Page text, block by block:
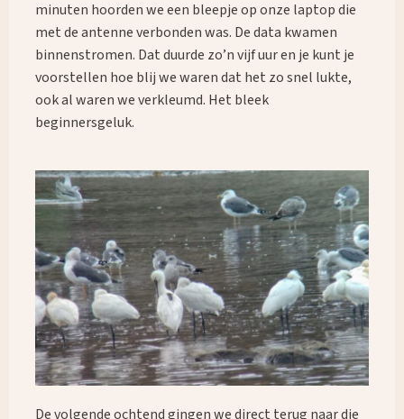
minuten hoorden we een bleepje op onze laptop die
met de antenne verbonden was. De data kwamen
binnenstromen. Dat duurde zo’n vijf uur en je kunt je
voorstellen hoe blij we waren dat het zo snel lukte,
ook al waren we verkleumd. Het bleek
beginnersgeluk.
De volgende ochtend gingen we direct terug naar die